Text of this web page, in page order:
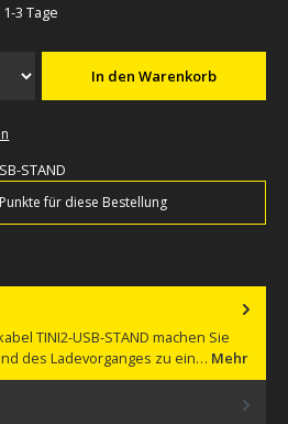
3 Tage
In den Warenkorb
STAND
für diese Bestellung
TINI2-USB-STAND machen Sie
des Ladevorganges zu ein… Mehr